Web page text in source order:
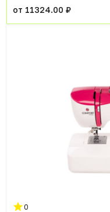
от 11324.00 ₽
0